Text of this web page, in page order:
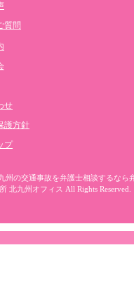
質問
せ
護方針
プ
州の交通事故を弁護士相談するなら
北九州オフィス All Rights Reserved.